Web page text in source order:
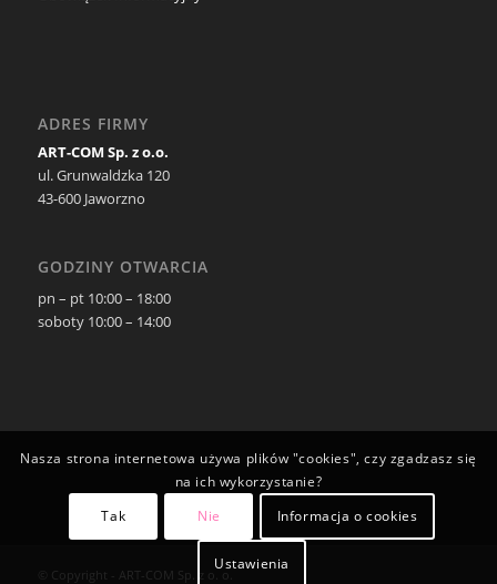
ADRES FIRMY
ART-COM Sp. z o.o.
ul. Grunwaldzka 120
43-600 Jaworzno
GODZINY OTWARCIA
pn – pt 10:00 – 18:00
soboty 10:00 – 14:00
© Copyright - ART-COM Sp. z o. o.
Nasza strona internetowa używa plików "cookies", czy zgadzasz się
na ich wykorzystanie?
Tak
Nie Informacja o cookies
Ustawienia